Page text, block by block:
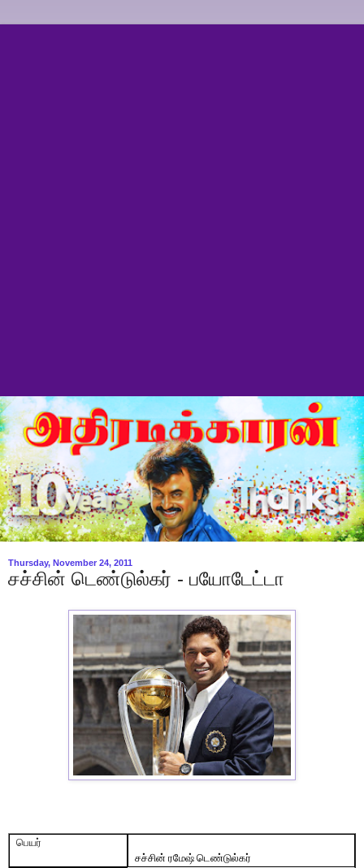
Thursday, November 24, 2011
சச்சின் டெண்டுல்கர் - பயோடேட்டா
பெயர்
சச்சின் ரமேஷ் டெண்டுல்கர்